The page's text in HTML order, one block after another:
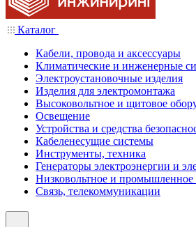
Каталог
Кабели, провода и аксессуары
Климатические и инженерные
Электроустановочные изделия
Изделия для электромонтажа
Высоковольтное и щитовое
Освещение
Устройства и средства
Кабеленесущие системы
Инструменты, техника
Генераторы электроэнергии и
Низковольтное и промышленное
Связь, телекоммуникации